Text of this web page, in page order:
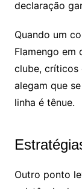
declaração
Quando um
Flamengo em
clube, críticos
alegam que
linha é tênue.
Outro ponto